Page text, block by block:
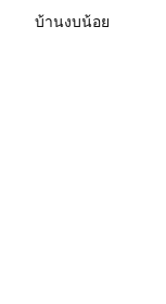
บ้านงบน้อย